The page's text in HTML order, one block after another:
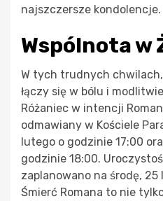
najszczersze kondolencje.
Wspólnota w
W tych trudnych chwilach,
łączy się w bólu i
Różaniec w intencji
odmawiany w Kościele
lutego o godzinie 17:00
godzinie 18:00.
zaplanowano na środę,
Śmierć Romana to nie